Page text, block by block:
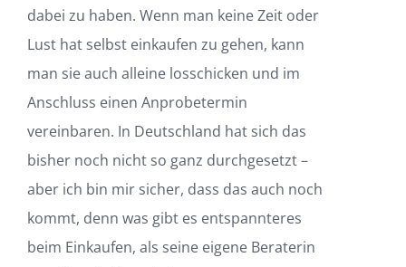
dabei zu haben. Wenn man keine Zeit oder
Lust hat selbst einkaufen zu gehen, kann
man sie auch alleine losschicken und im
Anschluss einen Anprobetermin
vereinbaren. In Deutschland hat sich das
bisher noch nicht so ganz durchgesetzt –
aber ich bin mir sicher, dass das auch noch
kommt, denn was gibt es entspannteres
beim Einkaufen, als seine eigene Beraterin